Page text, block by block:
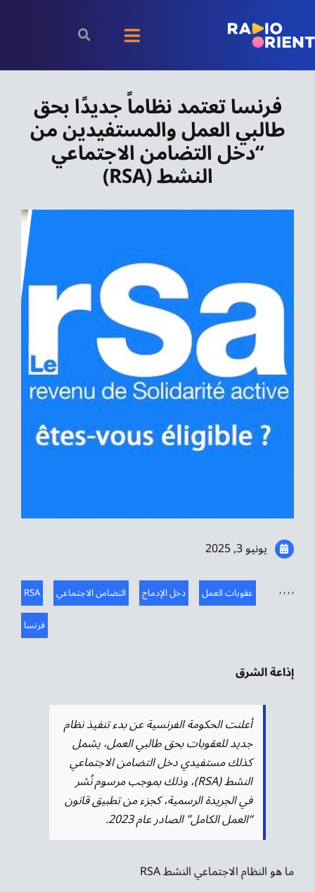
content
Toggle
Navigation
بودكاست
رياضة
اقتصاد
مقالات
موسيقى الشرق
من نحن
تواصل معنا
فرنسا تعتمد نظاماً جديدًا بحق
طالبي العمل والمستفيدين من
“دخل التضامن الاجتماعي
النشط (RSA)
يونيو 3, 2025
RSA , التضامن الاجتماعي , دخل الإدماج , عقوبات العمل
,
فرنسا
إذاعة الشرق
أعلنت الحكومة الفرنسية عن بدء تنفيذ نظام
جديد للعقوبات بحق طالبي العمل، يشمل
كذلك مستفيدي دخل التضامن الاجتماعي
النشط (RSA)، وذلك بموجب مرسوم نُشر
في الجريدة الرسمية، كجزء من تطبيق قانون
“العمل الكامل” الصادر عام 2023.
ما هو النظام الاجتماعي النشط RSA